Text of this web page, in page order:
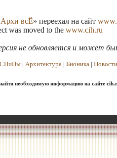
Архи всЁ» переехал на сайт
was moved to the www.cih.ru
не обновляется и может
СНиПы | Архитектура | Бионика | Новости
необходимую информацию на сайте